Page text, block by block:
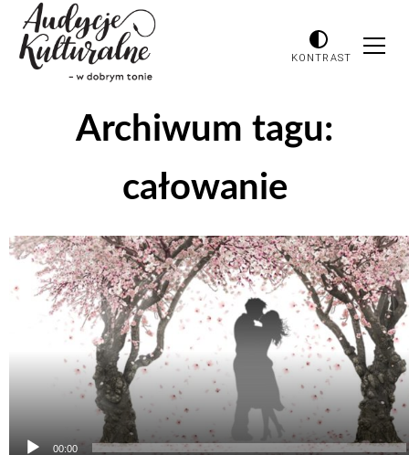
KONTRAST
Archiwum tagu:
całowanie
Odtwarzacz
plików
dźwiękowych
00:00